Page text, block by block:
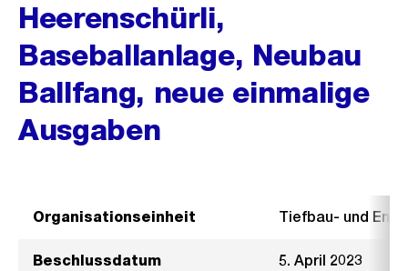
Heerenschürli,
Baseballanlage, Neubau
Ballfang, neue einmalige
Ausgaben
Organisationseinheit Tiefbau- und
Beschlussdatum 5. April 2023